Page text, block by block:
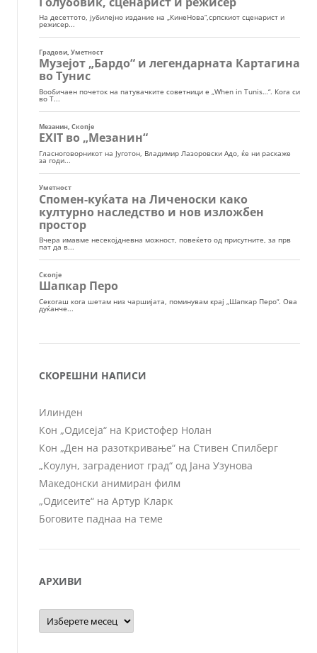
СКОРЕШНИ НАПИСИ
Илинден
Кон „Одисеја“ на Кристофер Нолан
Кон „Ден на разоткривање“ на Стивен Спилберг
„Коулун, заградениот град“ од Јана Узунова
Македонски анимиран филм
„Одисеите“ на Артур Кларк
Боговите паднаа на теме
АРХИВИ
Архиви